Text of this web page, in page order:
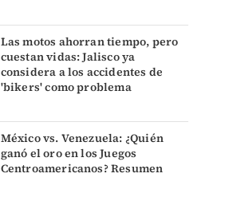
Las motos ahorran tiempo, pero
cuestan vidas: Jalisco ya
considera a los accidentes de
'bikers' como problema
México vs. Venezuela: ¿Quién
ganó el oro en los Juegos
Centroamericanos? Resumen